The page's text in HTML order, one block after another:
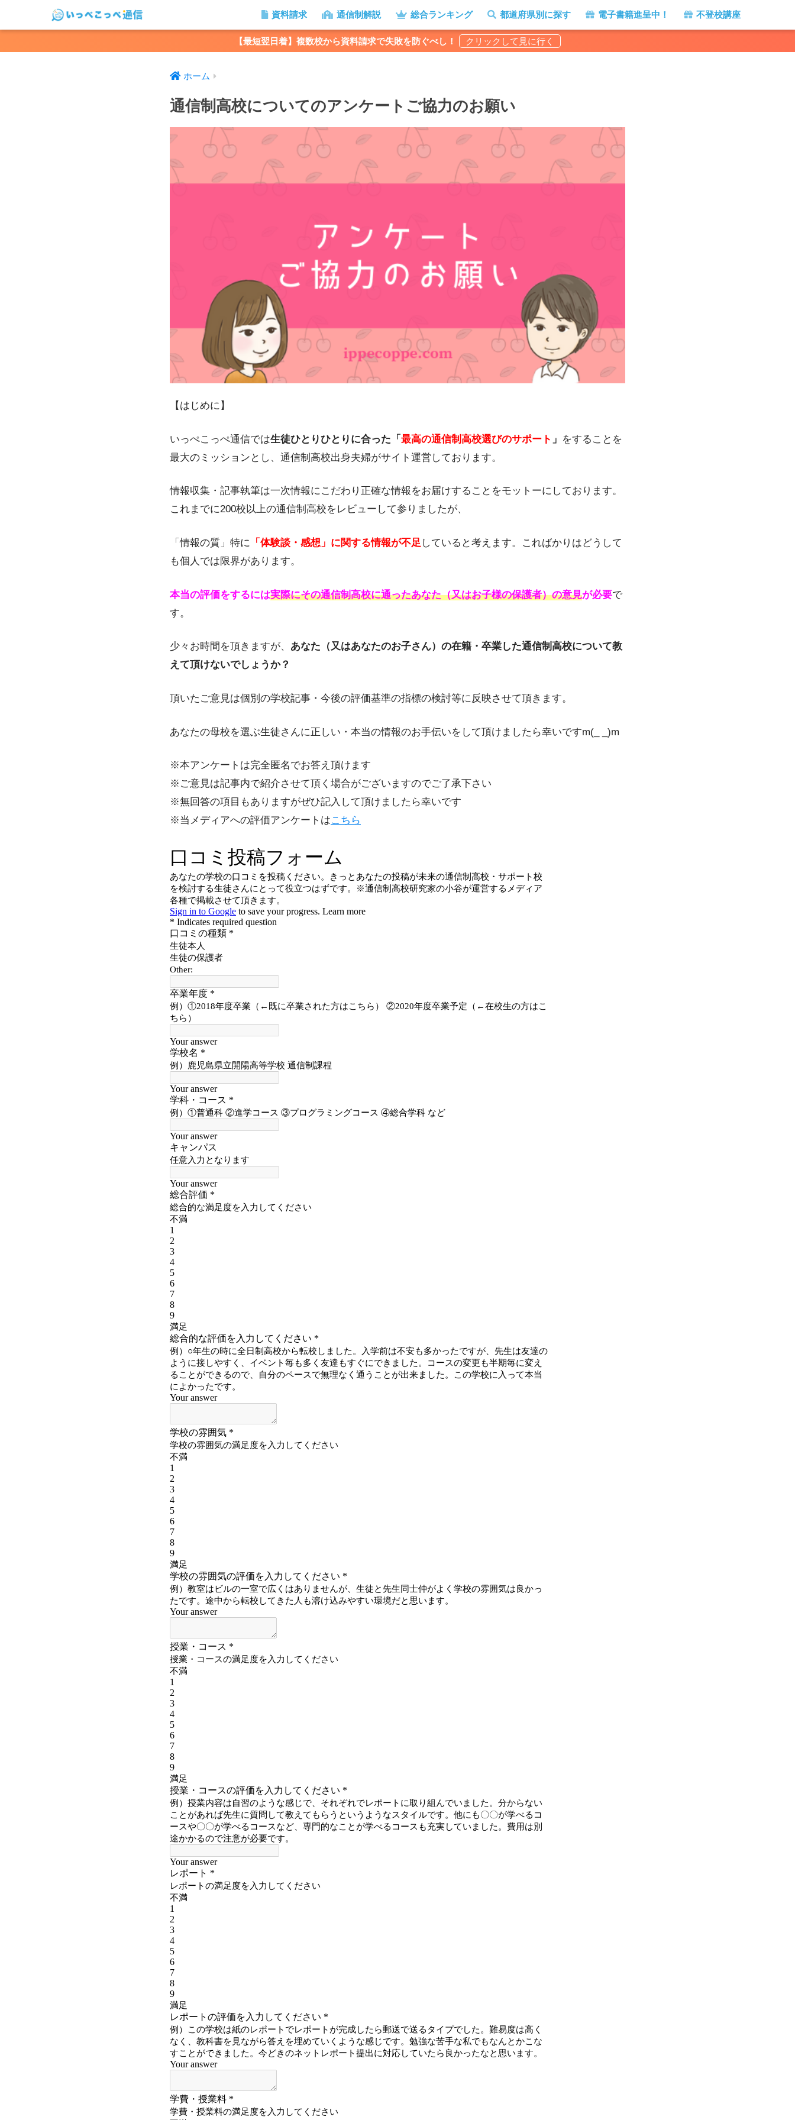
資料請求 通信制解説 総合ランキング 都道府県別に探す 電子書籍進呈中！ 不登校講座
【最短翌日着】複数校から資料請求で失敗を防ぐべし！
ホーム
通信制高校についてのアンケートご協力のお願い
【はじめに】
いっぺこっぺ通信では生徒ひとりひとりに合った「 最高の通信制高校選びのサポート 」 をすることを
最大のミッションとし、通信制高校出身夫婦がサイト運営しております。
情報収集・記事執筆は一次情報にこだわり正確な情報をお届けすることをモットーにしております。
これまでに200校以上の通信制高校をレビューして参りましたが、
「情報の質」特に 「体験談・感想」に関する情報が不足していると考えます。こればかりはどうして
も個人では限界があります。
本当の評価をするには実際にその通信制高校に通ったあなた（又はお子様の保護者）の意見が必要で
す。
少々お時間を頂きますが、 あなた（又はあなたのお子さん）の在籍・卒業した通信制高校について教
えて頂けないでしょうか？
頂いたご意見は個別の学校記事・今後の評価基準の指標の検討等に反映させて頂きます。
あなたの母校を選ぶ生徒さんに正しい・本当の情報のお手伝いをして頂けましたら幸いですm(_ _)m
※本アンケートは完全匿名でお答え頂けます
※ご意見は記事内で紹介させて頂く場合がございますのでご了承下さい
※無回答の項目もありますがぜひ記入して頂けましたら幸いです
※当メディアへの評価アンケートはこちら